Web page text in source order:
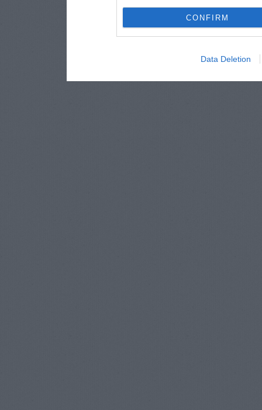
CONFIRM
Data Deletion